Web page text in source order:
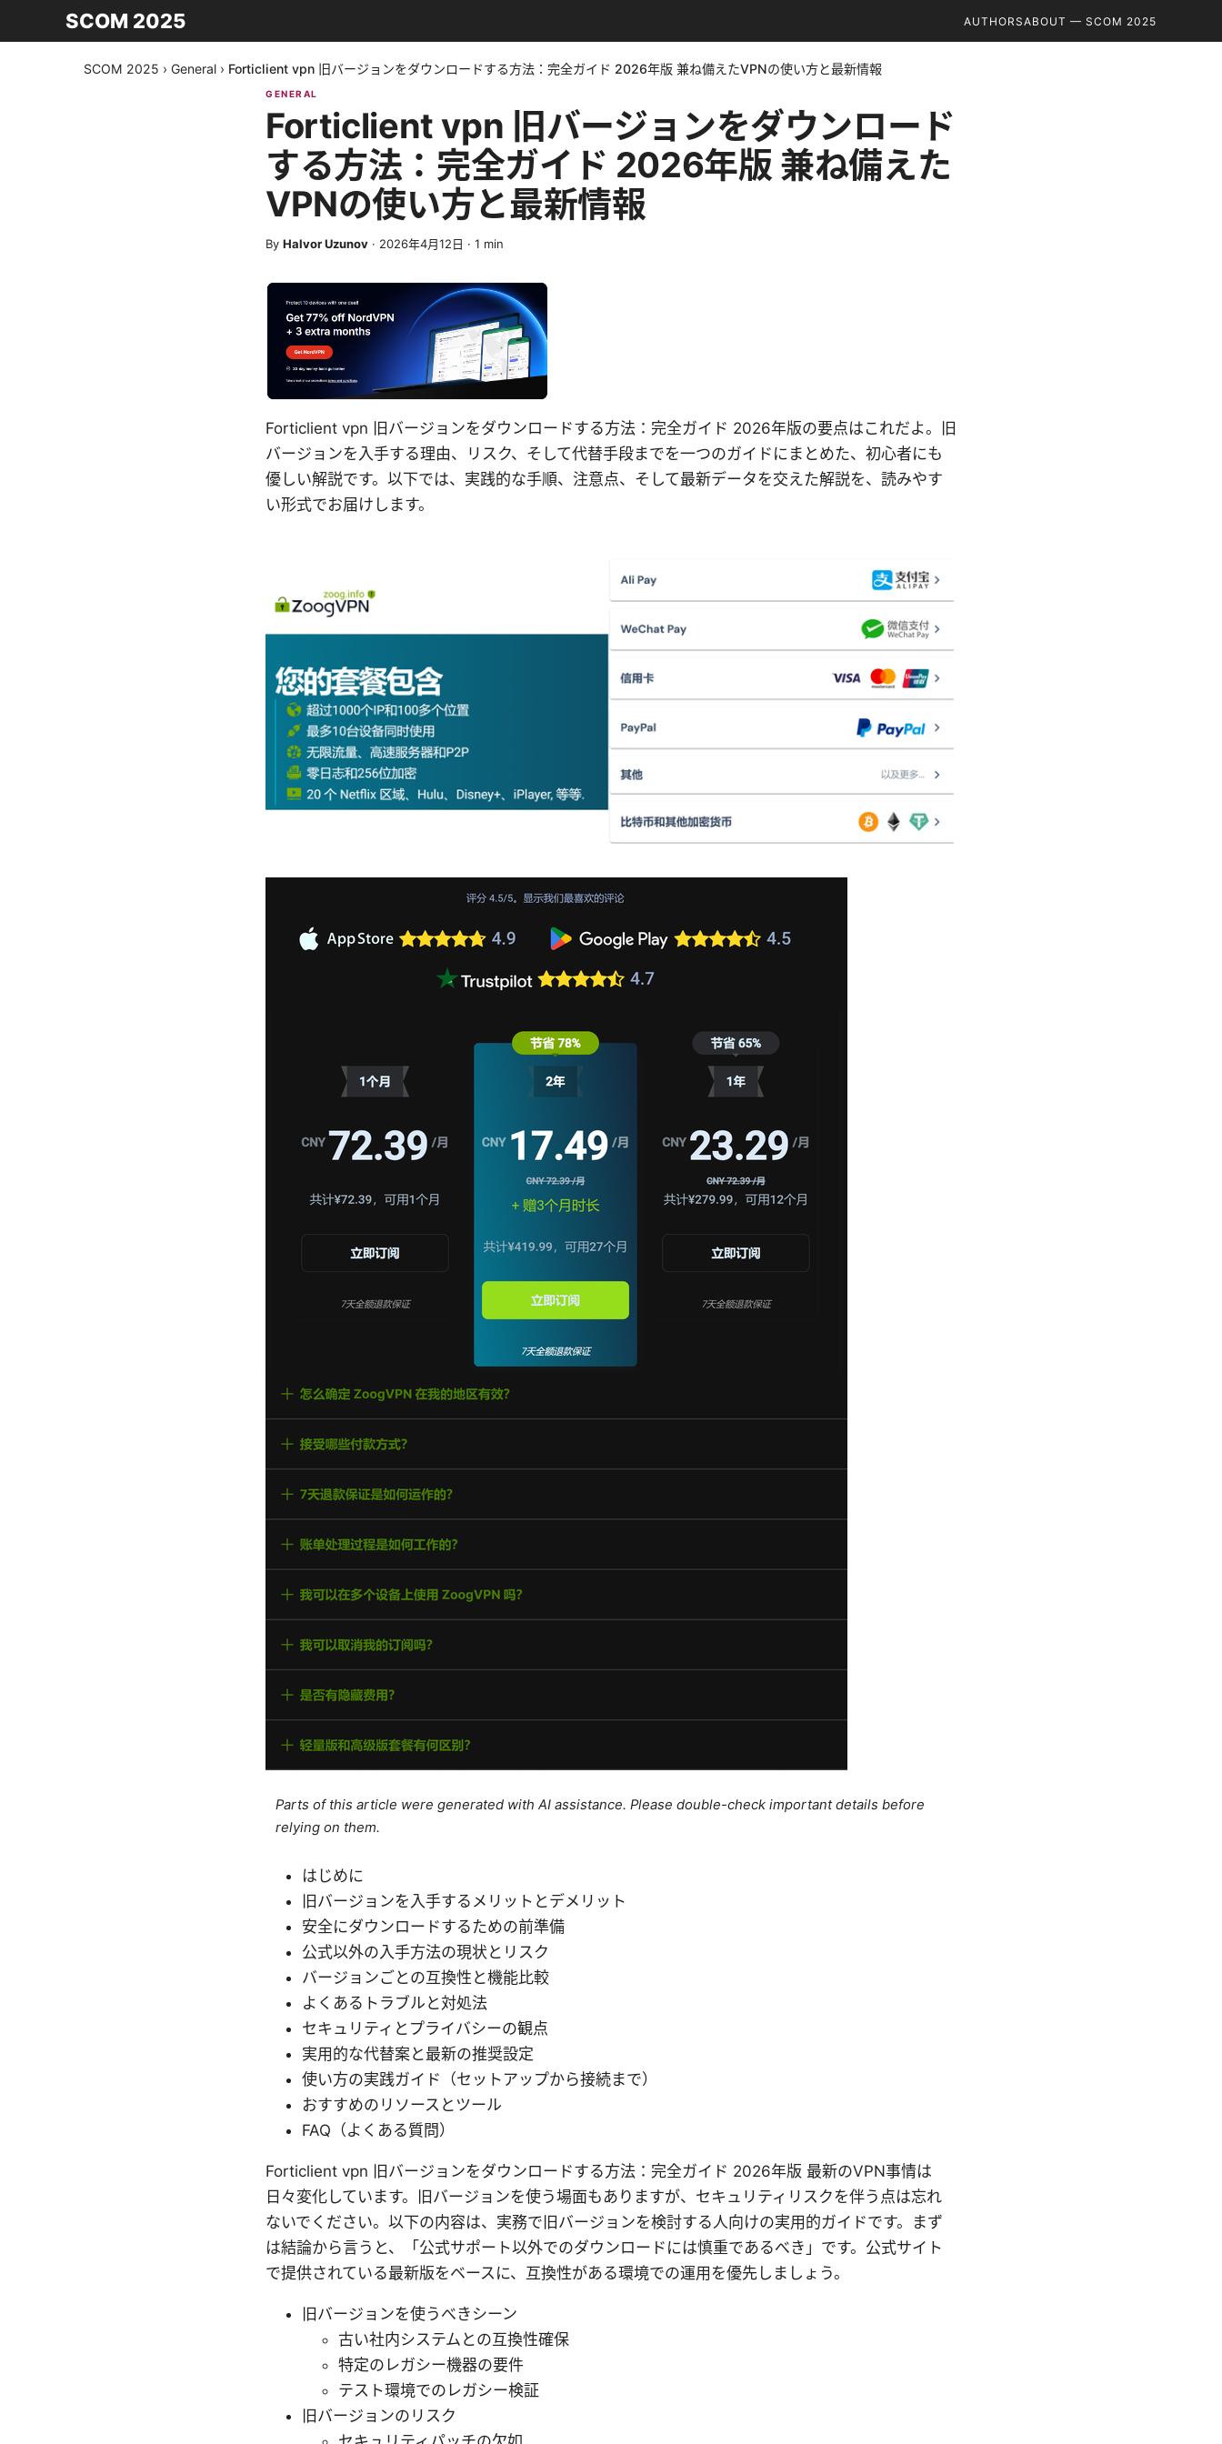
SCOM 2025 AUTHORSABOUT — SCOM 2025
SCOM 2025 › General › Forticlient vpn 旧バージョンをダウンロードする方法：完全ガイド 2026年版 兼ね備えたVPNの使い方と最新情報
GENERAL
Forticlient vpn 旧バージョンをダウンロード
する方法：完全ガイド 2026年版 兼ね備えた
VPNの使い方と最新情報
By Halvor Uzunov · 2026年4月12日 · 1 min
Forticlient vpn 旧バージョンをダウンロードする方法：完全ガイド 2026年版の要点はこれだよ。旧
バージョンを入手する理由、リスク、そして代替手段までを一つのガイドにまとめた、初心者にも
優しい解説です。以下では、実践的な手順、注意点、そして最新データを交えた解説を、読みやす
い形式でお届けします。
Parts of this article were generated with AI assistance. Please double-check important details before
relying on them.
はじめに
旧バージョンを入手するメリットとデメリット
安全にダウンロードするための前準備
公式以外の入手方法の現状とリスク
バージョンごとの互換性と機能比較
よくあるトラブルと対処法
セキュリティとプライバシーの観点
実用的な代替案と最新の推奨設定
使い方の実践ガイド（セットアップから接続まで）
おすすめのリソースとツール
FAQ（よくある質問）
Forticlient vpn 旧バージョンをダウンロードする方法：完全ガイド 2026年版 最新のVPN事情は
日々変化しています。旧バージョンを使う場面もありますが、セキュリティリスクを伴う点は忘れ
ないでください。以下の内容は、実務で旧バージョンを検討する人向けの実用的ガイドです。まず
は結論から言うと、「公式サポート以外でのダウンロードには慎重であるべき」です。公式サイト
で提供されている最新版をベースに、互換性がある環境での運用を優先しましょう。
旧バージョンを使うべきシーン
古い社内システムとの互換性確保
特定のレガシー機器の要件
テスト環境でのレガシー検証
旧バージョンのリスク